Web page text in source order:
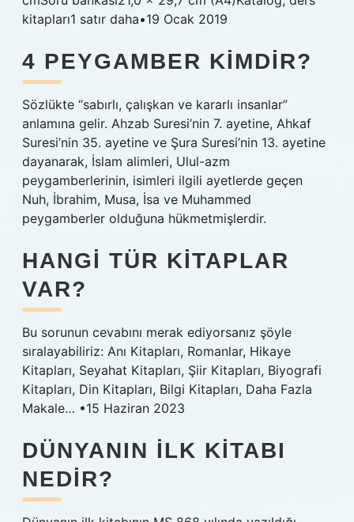
kitapları1 satır daha•19 Ocak 2019
4 PEYGAMBER KIMDIR?
Sözlükte “sabırlı, çalışkan ve kararlı insanlar”
anlamına gelir. Ahzab Suresi’nin 7. ayetine, Ahkaf
Suresi’nin 35. ayetine ve Şura Suresi’nin 13. ayetine
dayanarak, İslam alimleri, Ulul-azm
peygamberlerinin, isimleri ilgili ayetlerde geçen
Nuh, İbrahim, Musa, İsa ve Muhammed
peygamberler olduğuna hükmetmişlerdir.
HANGI TÜR KITAPLAR
VAR?
Bu sorunun cevabını merak ediyorsanız şöyle
sıralayabiliriz: Anı Kitapları, Romanlar, Hikaye
Kitapları, Seyahat Kitapları, Şiir Kitapları, Biyografi
Kitapları, Din Kitapları, Bilgi Kitapları, Daha Fazla
Makale… •15 Haziran 2023
DÜNYANIN ILK KITABI
NEDIR?